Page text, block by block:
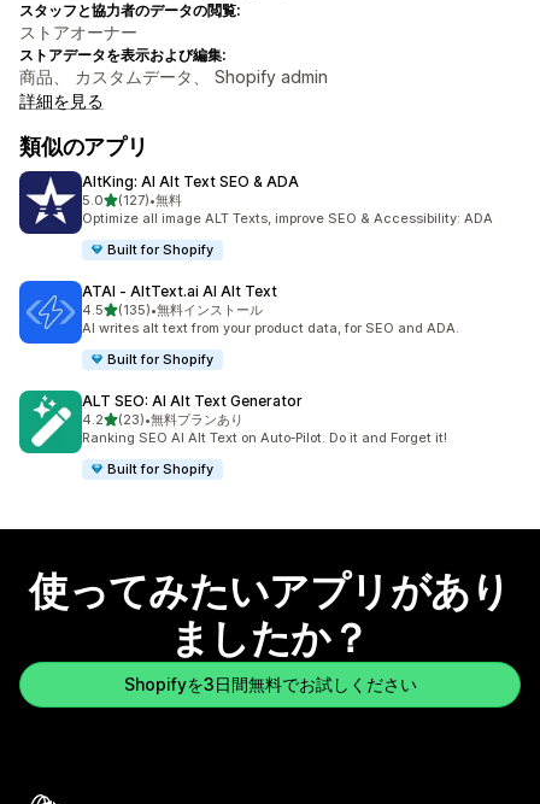
スタッフと協力者のデータの閲覧:
ストアオーナー
ストアデータを表示および編集:
商品、 カスタムデータ、 Shopify admin
詳細を見る
類似のアプリ
AltKing: AI Alt Text SEO & ADA
5.05つ星中
(127)
合計レビュー数：127件
•無料
Optimize all image ALT Texts, improve SEO & Accessibility: ADA
Built for Shopify
ATAI ‑ AltText.ai AI Alt Text
4.55つ星中
(135)
合計レビュー数：135件
•無料インストール
AI writes alt text from your product data, for SEO and ADA.
Built for Shopify
ALT SEO: AI Alt Text Generator
4.25つ星中
(23)
合計レビュー数：23件
•無料プランあり
Ranking SEO AI Alt Text on Auto‑Pilot. Do it and Forget it!
Built for Shopify
使ってみたいアプリがあり
ましたか？
Shopifyを3日間無料でお試しください